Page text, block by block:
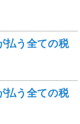
払う全ての税
払う全ての税